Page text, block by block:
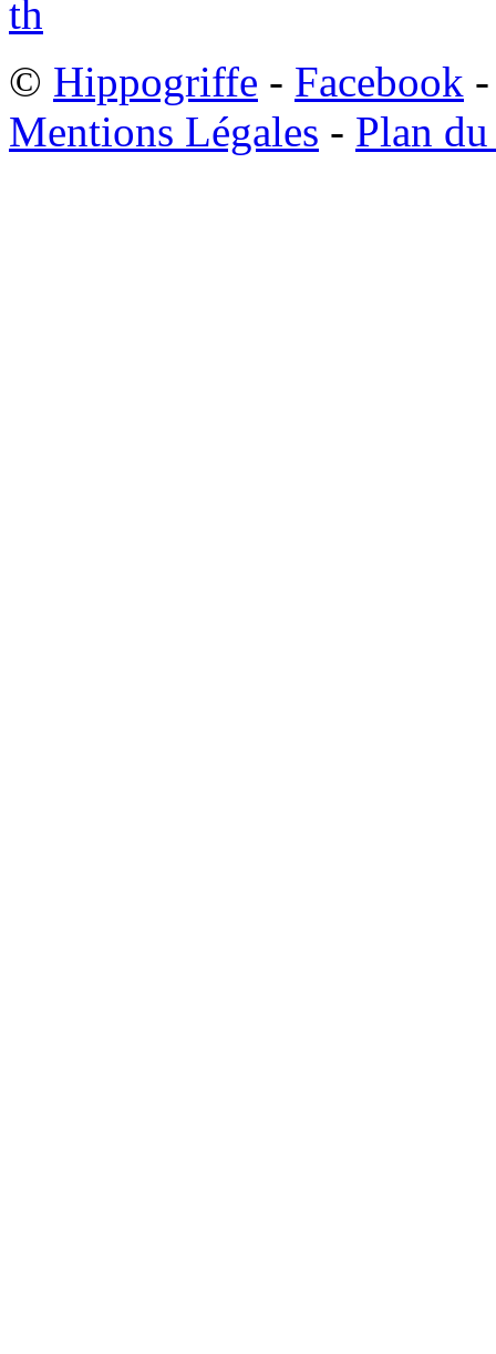
© Hippogriffe - Facebook
Mentions Légales - Plan